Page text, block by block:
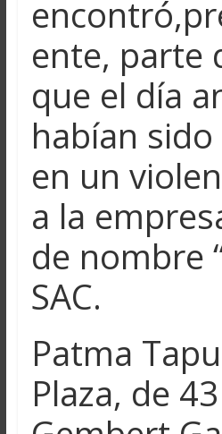
ente, parte
que el día
habían
en un
a la
de nombre
SAC.
Patma
Plaza, de